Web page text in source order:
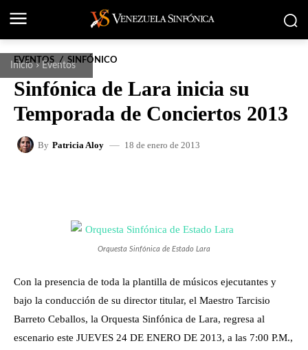
Inicio Eventos
EVENTOS SINFÓNICO
Sinfónica de Lara inicia su
Temporada de Conciertos 2013
By Patricia Aloy 18 de enero de 2013
Orquesta Sinfónica de Estado Lara
Con la presencia de toda la plantilla de músicos ejecutantes y
bajo la conducción de su director titular, el Maestro Tarcisio
Barreto Ceballos, la Orquesta Sinfónica de Lara, regresa al
escenario este JUEVES 24 DE ENERO DE 2013, a las 7:00 P.M.,